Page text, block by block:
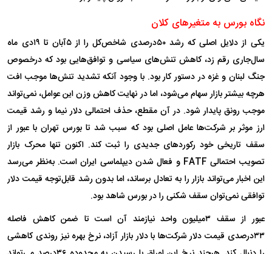
نگاه بورس به متغیر‌های کلان
یکی از دلایل اصلی که رشد ۵۰درصدی شاخص‌کل را از ۵آبان تا ۱۹دی ماه
سال‌جاری رقم زد، کاهش تنش‌های سیاسی و توافق‌هایی بود که درخصوص
جنگ لبنان و غزه در دستور کار بود. با وجود آنکه تشدید تنش‌ها موجب افت
هرچه بیشتر بازار سهام می‌شود، اما در نهایت کاهش وزن این عوامل، نمی‌تواند
موجب رونق پایدار شود. در آن مقطع، حذف احتمالی دلار نیما و رشد قیمت
ارز موثر بر شرکت‌ها عامل اصلی بود که سبب شد تا بورس تهران با عبور از
سقف تاریخی خود رکورد‌های جدیدی را ثبت کند. اکنون تنها محرک بازار
تصویب احتمالی FATF و فعال شدن دیپلماسی ایران است. به‌نظر می‌رسد
این اخبار می‌تواند بازار را به تعادل برساند، اما بدون رشد قابل‌توجه قیمت دلار
توافقی نمی‌توان سقف شکنی را در بورس شاهد بود.
عبور از سقف ۳میلیون واحد نیازمند آن است تا ضمن کاهش فاصله
۳۳درصدی قیمت دلار شرکت‌ها با دلار بازار آزاد، نرخ بهره نیز روندی کاهشی